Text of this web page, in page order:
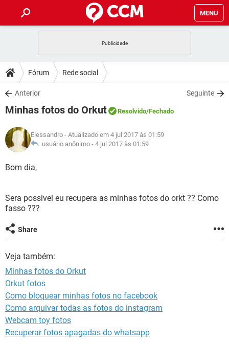
MENU
CELULAR
OUTLOOK
INSTAGRAM GMAIL
GUIA DE COMPRAS
DICAS
JOGOS
INSTAGRAM GMAIL
GUIA DE COMPRAS
DOWNLOADS
JOGOS WHATSAPP
CELULAR
OUTLOOK EXCEL
INSTAGRAM
JOGOS WHATSAPP
CELULAR
OUTLOOK
GUIA DE COMPRAS
GLOSSÁRIO
JOGOS
OUTLOOK EXCEL
GUIA DE COMPRAS
Fórum Rede social
Anterior Seguinte
Minhas fotos do Orkut Resolvido/Fechado
Elessandro - Atualizado em 4 jul 2017 às 01:59
usuário anônimo - 4 jul 2017 às 01:59
Bom dia,
Sera possivel eu recupera as minhas fotos do orkt ?? Como
fasso ???
Share
Veja também:
Minhas fotos do Orkut
Orkut fotos
Como bloquear minhas fotos no facebook
Como arquivar todas as fotos do instagram
Webcam toy fotos
Recuperar fotos apagadas do whatsapp